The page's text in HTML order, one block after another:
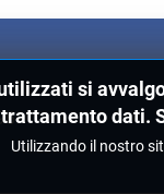
si
dati.
Utilizzando il nostro